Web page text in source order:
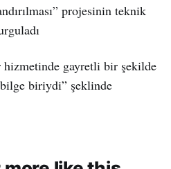
projesinin teknik
gayretli bir şekilde
biriydi” şeklinde